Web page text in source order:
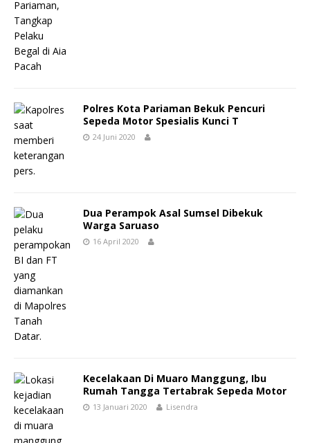
Polres Kota Pariaman Bekuk Pencuri
Sepeda Motor Spesialis Kunci T
24 Juni 2020
Dua Perampok Asal Sumsel Dibekuk
Warga Saruaso
16 April 2020
Kecelakaan Di Muaro Manggung, Ibu
Rumah Tangga Tertabrak Sepeda Motor
13 Januari 2020 Lisendra